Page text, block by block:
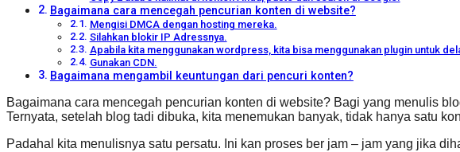
Bagaimana cara mencegah pencurian konten di website?
Mengisi DMCA dengan hosting mereka.
Silahkan blokir IP Adressnya.
Apabila kita menggunakan wordpress, kita bisa menggunakan plugin untuk
Gunakan CDN.
Bagaimana mengambil keuntungan dari pencuri konten?
Bagaimana cara mencegah pencurian konten di website? Bagi yang menulis
Ternyata, setelah blog tadi dibuka, kita menemukan banyak, tidak hanya satu
Padahal kita menulisnya satu persatu. Ini kan proses ber jam – jam yang jika